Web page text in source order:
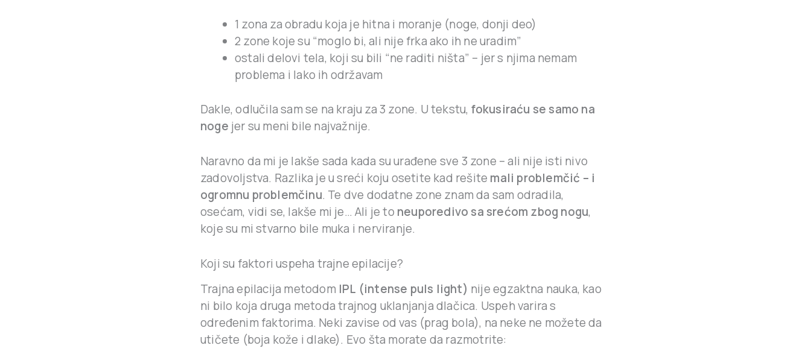
1 zona za obradu koja je hitna i moranje (noge, donji deo)
2 zone koje su “moglo bi, ali nije frka ako ih ne uradim”
ostali delovi tela, koji su bili “ne raditi ništa” – jer s njima nemam
problema i lako ih održavam
Dakle, odlučila sam se na kraju za 3 zone. U tekstu, fokusiraću se samo na
noge jer su meni bile najvažnije.
Naravno da mi je lakše sada kada su urađene sve 3 zone – ali nije isti nivo
zadovoljstva. Razlika je u sreći koju osetite kad rešite mali problemčić – i
ogromnu problemčinu. Te dve dodatne zone znam da sam odradila,
osećam, vidi se, lakše mi je… Ali je to neuporedivo sa srećom zbog nogu,
koje su mi stvarno bile muka i nerviranje.
Koji su faktori uspeha trajne epilacije?
Trajna epilacija metodom IPL (intense puls light) nije egzaktna nauka, kao
ni bilo koja druga metoda trajnog uklanjanja dlačica. Uspeh varira s
određenim faktorima. Neki zavise od vas (prag bola), na neke ne možete da
utičete (boja kože i dlake). Evo šta morate da razmotrite: